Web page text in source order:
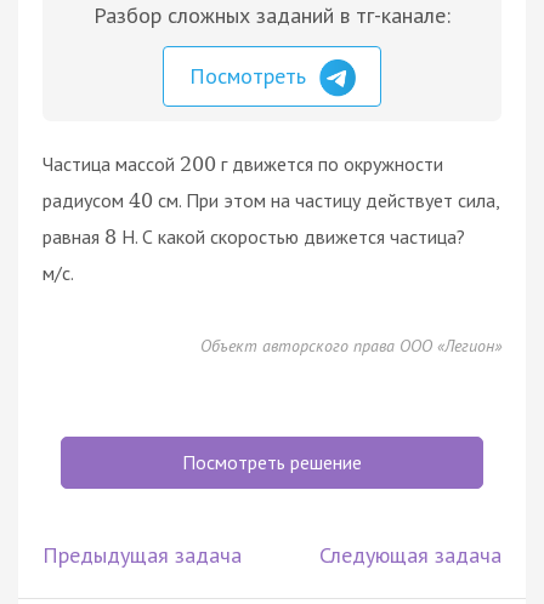
Разбор сложных заданий в тг-канале:
Посмотреть
Частица массой 200 г движется по окружности
радиусом 40 см. При этом на частицу действует сила,
равная 8 Н. С какой скоростью движется частица?
м/с.
Объект авторского права ООО «Легион»
Посмотреть решение
Предыдущая задача Следующая задача